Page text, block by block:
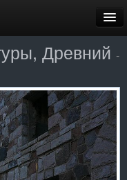
Древний -